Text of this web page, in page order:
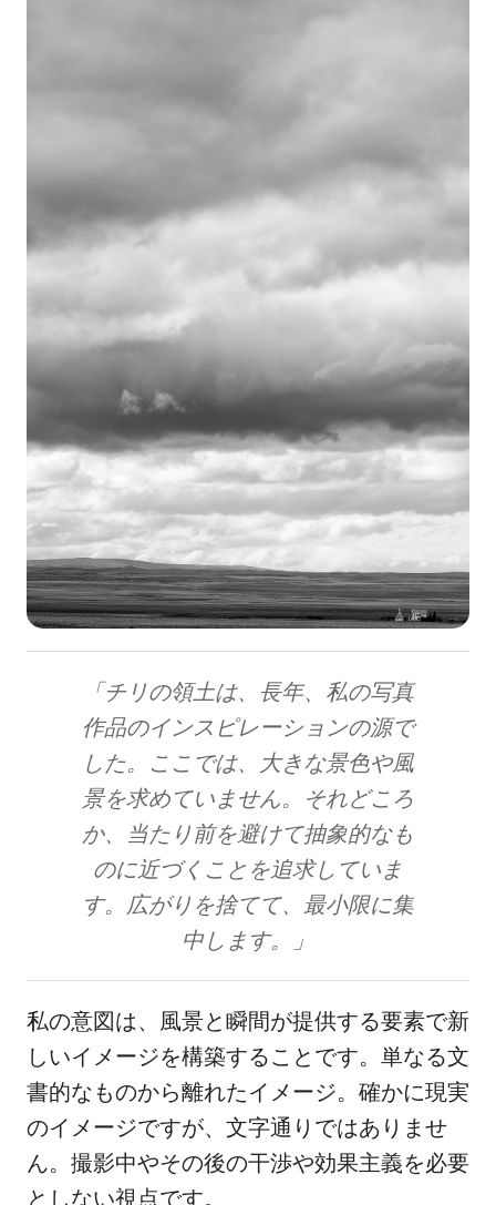
「チリの領土は、長年、私の写真
作品のインスピレーションの源で
した。ここでは、大きな景色や風
景を求めていません。それどころ
か、当たり前を避けて抽象的なも
のに近づくことを追求していま
す。広がりを捨てて、最小限に集
中します。」
私の意図は、風景と瞬間が提供する要素で新
しいイメージを構築することです。単なる文
書的なものから離れたイメージ。確かに現実
のイメージですが、文字通りではありませ
ん。撮影中やその後の干渉や効果主義を必要
としない視点です。